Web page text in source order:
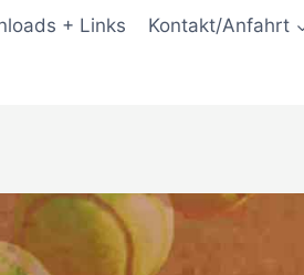
+ Links Kontakt/Anfahrt